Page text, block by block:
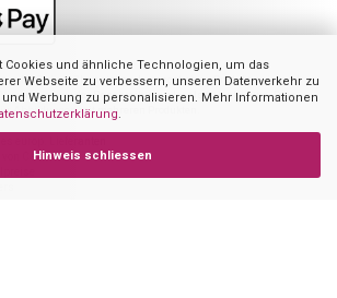
Cookies und ähnliche Technologien, um das
Webseite zu verbessern, unseren Datenverkehr zu
Werbung zu personalisieren. Mehr Informationen
.
Hinweis schliessen
im Online-Shop stellen das angebotene Produkt zwingend
der Beschreibung oder als Orientierung. Dies
Abbildungen mit mehreren Produkten.
von Casativo